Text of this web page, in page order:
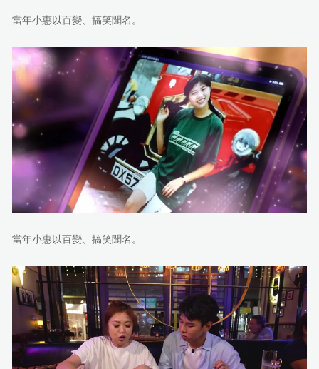
當年小惠以百變、搞笑聞名。
當年小惠以百變、搞笑聞名。